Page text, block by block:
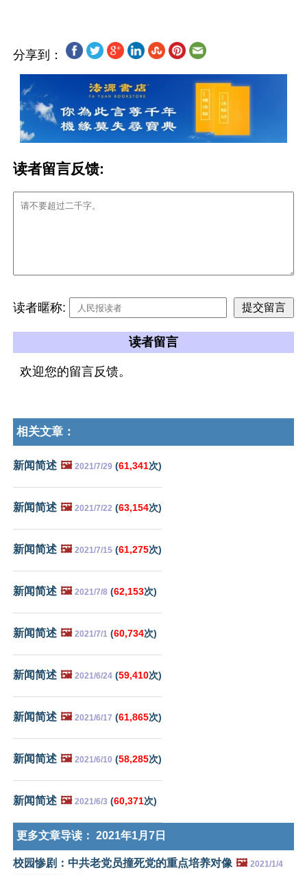
分享到：
读者留言反馈:
读者暱称:
读者留言
欢迎您的留言反馈。
相关文章：
新闻简述 🖼️ 2021/7/29 (61,341次)
新闻简述 🖼️ 2021/7/22 (63,154次)
新闻简述 🖼️ 2021/7/15 (61,275次)
新闻简述 🖼️ 2021/7/8 (62,153次)
新闻简述 🖼️ 2021/7/1 (60,734次)
新闻简述 🖼️ 2021/6/24 (59,410次)
新闻简述 🖼️ 2021/6/17 (61,865次)
新闻简述 🖼️ 2021/6/10 (58,285次)
新闻简述 🖼️ 2021/6/3 (60,371次)
更多文章导读： 2021年1月7日
校园惨剧：中共老党员撞死党的重点培养对像 🖼️ 2021/1/4